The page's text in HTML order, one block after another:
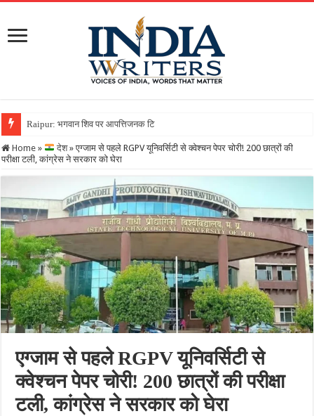
Raipur: भगवान शिव पर आपत्तिजनक टिप्पणी करना पड़ा भारी, क्रिश्चिय
Home » देश » एग्जाम से पहले RGPV यून‍िवर्स‍िटी से क्‍वेश्‍चन पेपर चोरी! 200 छात्रों की
परीक्षा टली, कांग्रेस ने सरकार को घेरा
एग्जाम से पहले RGPV यून‍िवर्स‍िटी से
क्‍वेश्‍चन पेपर चोरी! 200 छात्रों की परीक्षा
टली, कांग्रेस ने सरकार को घेरा